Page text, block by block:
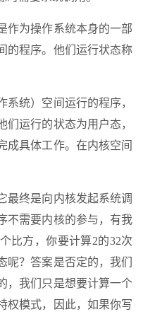
作为操作系统本身的一部
的程序。他们运行状态称
统）空间运行的程序，
运行的状态为用户态，
成具体工作。在内核空间
最终是向内核发起系统调
不需要内核的参与，有我
比方，你要计算2的32次
呢？答案是否定的，我们
，我们只是想要计算一个
权模式，因此，如果你写